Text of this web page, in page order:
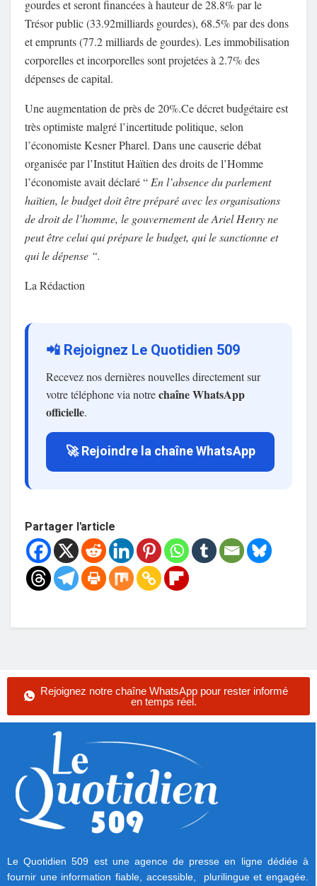
gourdes et seront financées à hauteur de 28.8% par le
Trésor public (33.92milliards gourdes), 68.5% par des dons
et emprunts (77.2 milliards de gourdes). Les immobilisation
corporelles et incorporelles sont projetées à 2.7% des
dépenses de capital.
Une augmentation de près de 20%.Ce décret budgétaire est
très optimiste malgré l’incertitude politique, selon
l’économiste Kesner Pharel. Dans une causerie débat
organisée par l’Institut Haïtien des droits de l’Homme
l’économiste avait déclaré “ En l’absence du parlement
haïtien, le budget doit être préparé avec les organisations
de droit de l’homme, le gouvernement de Ariel Henry ne
peut être celui qui prépare le budget, qui le sanctionne et
qui le dépense “.
La Rédaction
📲 Rejoignez Le Quotidien 509
Recevez nos dernières nouvelles directement sur
votre téléphone via notrechaîne WhatsApp
officielle.
🚀 Rejoindre la chaîne WhatsApp
Partager l'article
Rejoignez notre chaîne WhatsApp pour rester informé
en temps réel.
Le Quotidien 509 est une agence de presse en ligne dédiée à
fournir une information fiable, accessible, plurilingue et engagée.